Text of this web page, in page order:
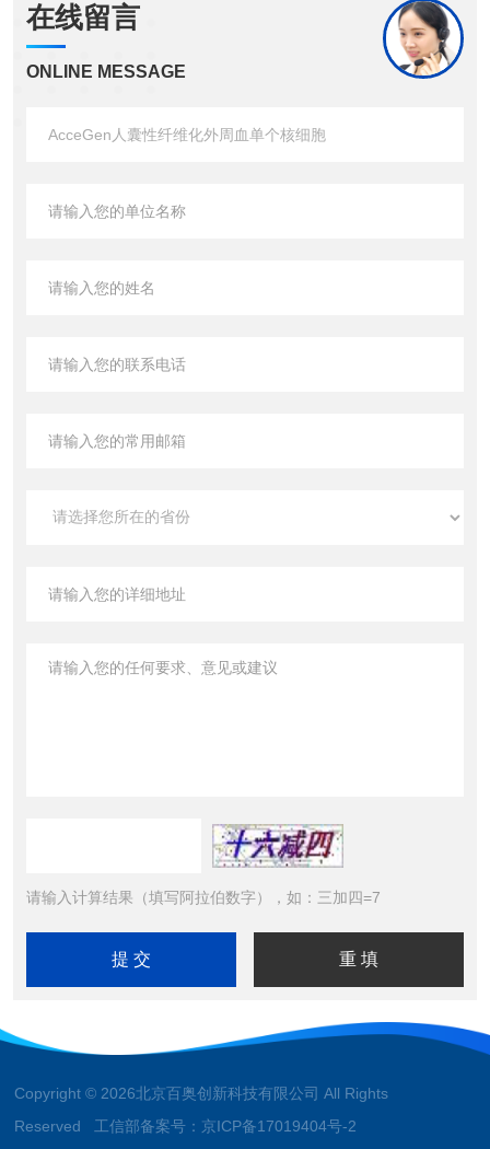
在线留言
ONLINE MESSAGE
请输入计算结果（填写阿拉伯数字），如：三加四=7
Copyright © 2026北京百奥创新科技有限公司 All Rights
Reserved 工信部备案号： 京ICP备17019404号-2